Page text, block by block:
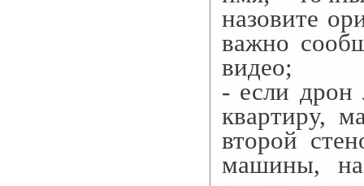
назовите
важно
видео;
- если дрон
квартиру,
второй
машины,